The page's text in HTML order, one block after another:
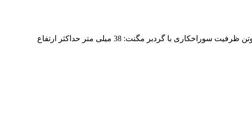
تحت لیسانس آلمان قدرت موتور: 1650 وات سرعت اسپیندل: 680 RPM ابزار گیر (گلویی دستگاه): ولدون قدرت مگنت: 14500 نیوتن ظرفیت سوراخکاری با گردبر مگنت: 38 میلی متر حداکثر ارتفاع